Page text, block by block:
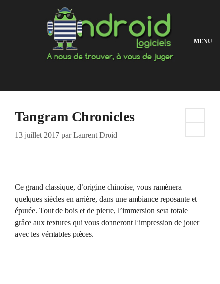
Tangram Chronicles
13 juillet 2017 parLaurent Droid
Ce grand classique, d’origine chinoise, vous ramènera
quelques siècles en arrière, dans une ambiance reposante et
épurée. Tout de bois et de pierre, l’immersion sera totale
grâce aux textures qui vous donneront l’impression de jouer
avec les véritables pièces.